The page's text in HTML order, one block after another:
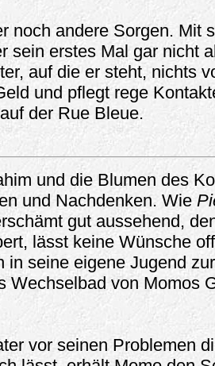
noch andere Sorgen. Mit
sein erstes Mal gar nicht
auf die er steht, nichts
und pflegt rege
der Rue Bleue.
und die Blumen des
und Nachdenken. Wie
gut aussehend,
lässt keine Wünsche
in seine eigene Jugend
Wechselbad von Momos
vor seinen Problemen